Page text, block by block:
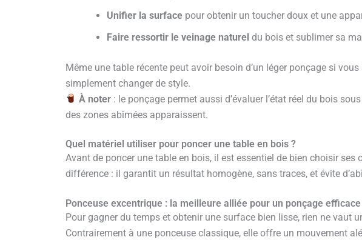
Unifier la surfacepour obtenir un toucher doux et une
Faire ressortir le veinage natureldu bois et sublimer sa
Même une table récente peut avoir besoin d’un léger ponçage si
simplement changer de style.
À noter: le ponçage permet aussi d’évaluer l’état réel du bois
des zones abîmées apparaissent.
Quel matériel utiliser pour poncer une table en bois ?
Avant de poncer une table en bois, il est essentiel de bien choisir
différence : il garantit un résultat homogène, sans traces, et évite
Ponceuse excentrique : la meilleure alliée pour un ponçage efficace
Pour gagner du temps et obtenir une surface bien lisse, rien ne vaut
Contrairement à une ponceuse classique, elle offre un mouvement